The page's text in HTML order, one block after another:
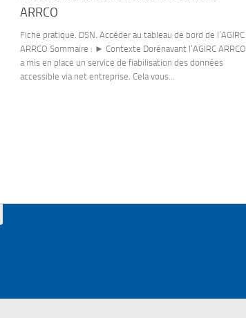
ARRCO
Fiche pratique. DSN. Accéder au tableau de bord de l’AGIRC
ARRCO Sommaire : ► Contexte Dorénavant l’AGIRC ARRCO
a mis en place un service de fiabilisation des données
accessible via net entreprise. Cela vous...